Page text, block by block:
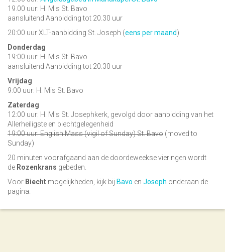
19.00 uur: H. Mis St. Bavo
aansluitend Aanbidding tot 20.30 uur
20:00 uur XLT-aanbidding St. Joseph (eens per maand)
Donderdag
19:00 uur: H. Mis St. Bavo
aansluitend Aanbidding tot 20.30 uur
Vrijdag
9:00 uur: H. Mis St. Bavo
Zaterdag
12:00 uur: H. Mis St. Josephkerk, gevolgd door aanbidding van het
Allerheiligste en biechtgelegenheid
19:00 uur: English Mass (vigil of Sunday) St. Bavo (moved to
Sunday)
20 minuten voorafgaand aan de doordeweekse vieringen wordt
de Rozenkrans gebeden.
Voor Biecht mogelijkheden, kijk bij Bavo en Joseph onderaan de
pagina.